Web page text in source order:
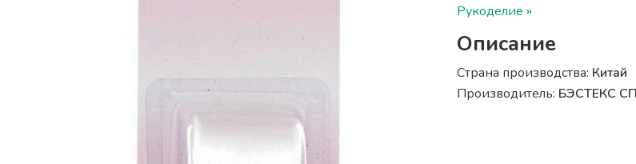
Рукоделие »
Описание
Страна производства: Китай
Производитель: БЭСТЕКС